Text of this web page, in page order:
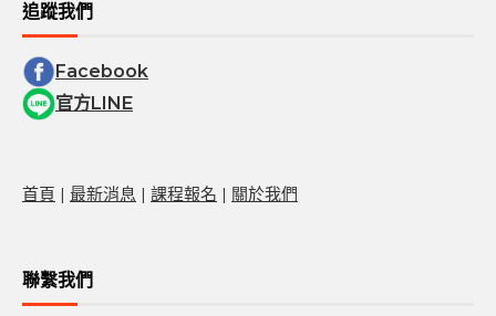
追蹤我們
Facebook
官方LINE
首頁 | 最新消息 | 課程報名 | 關於我們
聯繫我們